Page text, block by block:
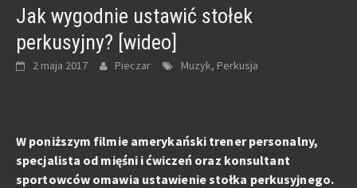
Jak wygodnie ustawić stołek
perkusyjny? [wideo]
2 maja 2017 Pieczar Muzyk, Perkusja
W poniższym filmie amerykański trener personalny,
specjalista od mięśni i ćwiczeń oraz konsultant
sportowców omawia ustawienie stołka perkusyjnego.